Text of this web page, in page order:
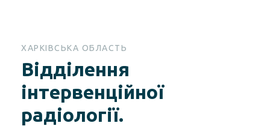
ХАРКІВСЬКА ОБЛАСТЬ
Відділення
інтервенційної
радіології.